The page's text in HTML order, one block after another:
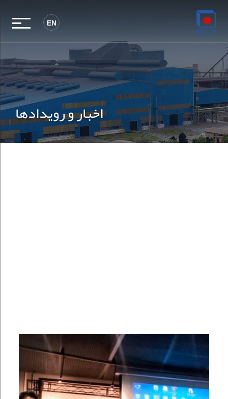
EN
اخبار و رویدادها